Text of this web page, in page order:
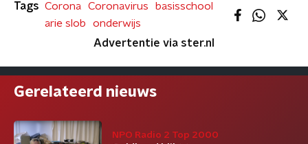
Tags Corona Coronavirus
basisschool
arie slob
onderwijs
Advertentie via ster.nl
Gerelateerd nieuws
NPO Radio 2 Top 2000